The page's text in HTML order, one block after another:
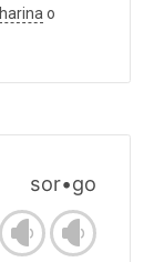
harina o
sor•go